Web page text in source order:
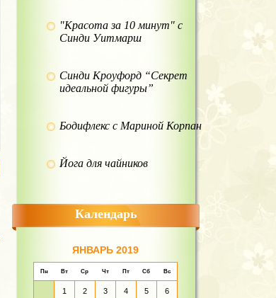
"Красота за 10 минут" с
Синди Уитмарш
Синди Кроуфорд “Секрет
идеальной фигуры”
Бодифлекс с Мариной Корпан
Йога для чайников
Календарь
ЯНВАРЬ 2019
Пн Вт Ср Чт Пт Сб Вс
1 2 3 4 5 6